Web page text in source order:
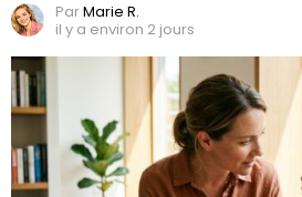
ParMarie R.
il y a environ 2 jours